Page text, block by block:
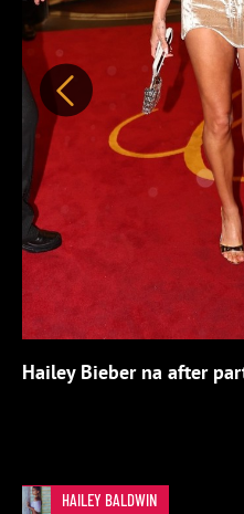
Předchozí
Hailey Bieber na after
HAILEY BALDWIN